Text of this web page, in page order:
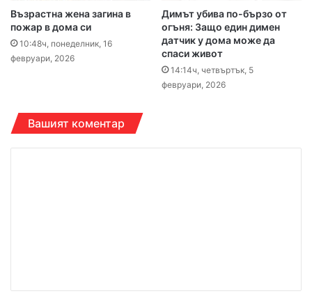
Възрастна жена загина в
пожар в дома си
10:48ч, понеделник, 16
февруари, 2026
Димът убива по-бързо от
огъня: Защо един димен
датчик у дома може да
спаси живот
14:14ч, четвъртък, 5
февруари, 2026
Вашият коментар